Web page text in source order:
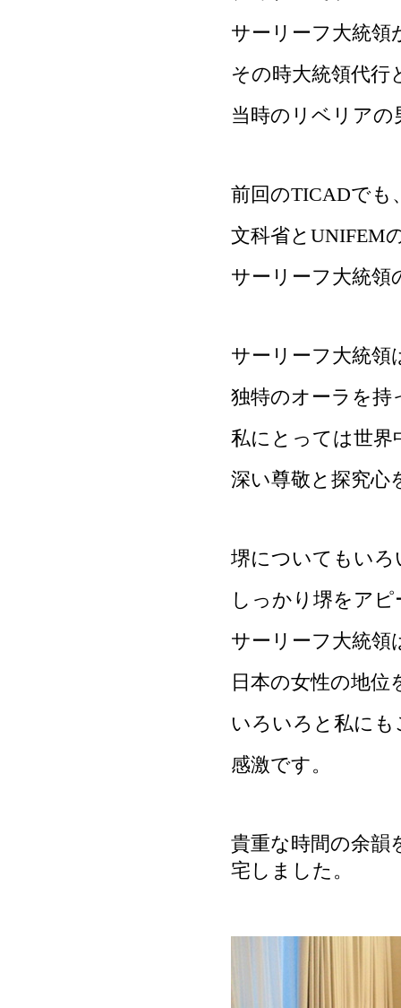
サーリーフ大統
その時大統領代
当時のリベリアの
前回のTICADでも
文科省とUNIFEM
サーリーフ大統領
サーリーフ大統領
独特のオーラを持
私にとっては世界
深い尊敬と探究心
堺についてもい
しっかり堺をア
サーリーフ大統領
日本の女性の地位
いろいろと私に
感激です。
貴重な時間の余韻
宅しました。